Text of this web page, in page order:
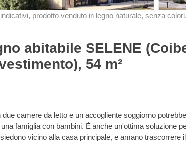
prodotto venduto in legno naturale, senza
abitabile SELENE
54 m²
camere da letto e un accogliente soggiorno
famiglia con bambini. È anche un'ottima soluzione
vicino alla casa principale, e amano trascorrere